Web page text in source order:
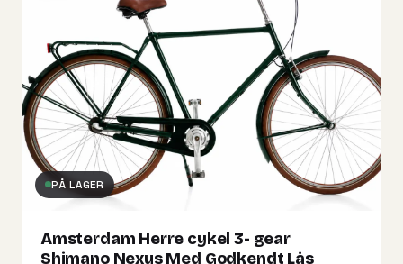
PÅ LAGER
Amsterdam Herre cykel 3- gear
Shimano Nexus Med Godkendt Lås